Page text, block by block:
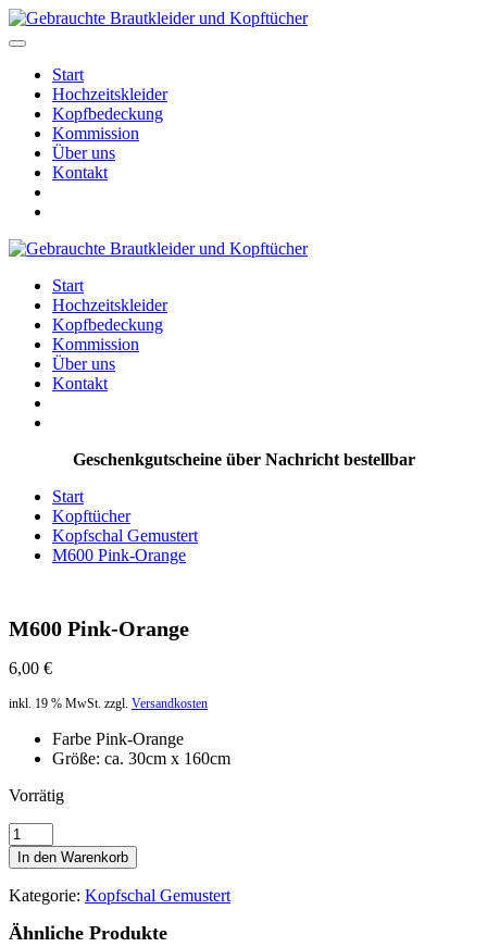
Start
Hochzeitskleider
Kopfbedeckung
Kommission
Über uns
Kontakt
Start
Hochzeitskleider
Kopfbedeckung
Kommission
Über uns
Kontakt
Geschenkgutscheine über Nachricht bestellbar
Start
Kopftücher
Kopfschal Gemustert
M600 Pink-Orange
M600 Pink-Orange
6,00 €
inkl. 19 % MwSt. zzgl. Versandkosten
Farbe Pink-Orange
Größe: ca. 30cm x 160cm
Vorrätig
M600
Pink-
Orange
Menge
In den Warenkorb
Kategorie: Kopfschal Gemustert
Ähnliche Produkte